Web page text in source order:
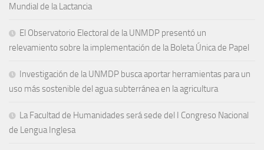
Mundial de la Lactancia
El Observatorio Electoral de la UNMDP presentó un
relevamiento sobre la implementación de la Boleta Única de Papel
Investigación de la UNMDP busca aportar herramientas para un
uso más sostenible del agua subterránea en la agricultura
La Facultad de Humanidades será sede del I Congreso Nacional
de Lengua Inglesa